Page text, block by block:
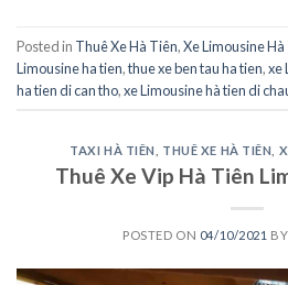
Posted in Thuê Xe Hà Tiên,Xe Limousine Hà
Limousine ha tien,thue xe ben tau ha tien,xe
ha tien di can tho,xe Limousine hà tien di
TAXI HÀ TIÊN THUÊ XE HÀ TIÊN
Thuê Xe Vip Hà Tiên
POSTED ON 04/10/2021 BY